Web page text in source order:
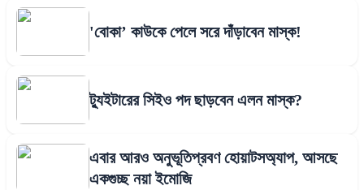
'বোকা’ কাউকে পেলে সরে দাঁড়াবেন মাস্ক!
ট্যুইটারের সিইও পদ ছাড়বেন এলন মাস্ক?
এবার আরও অনুভূতিপ্রবণ হোয়াটসঅ্যাপ, আসছে
একগুচ্ছ নয়া ইমোজি